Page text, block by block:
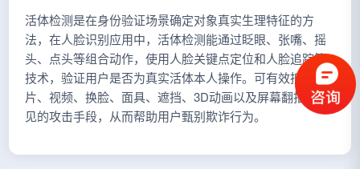
活体检测是在身份验证场景确定对象真实生理特征的方
法，在人脸识别应用中，活体检测能通过眨眼、张嘴、摇
头、点头等组合动作，使用人脸关键点定位和人脸追踪等
技术，验证用户是否为真实活体本人操作。可有效抵御照
片、视频、换脸、面具、遮挡、3D动画以及屏幕翻拍等常
见的攻击手段，从而帮助用户甄别欺诈行为。